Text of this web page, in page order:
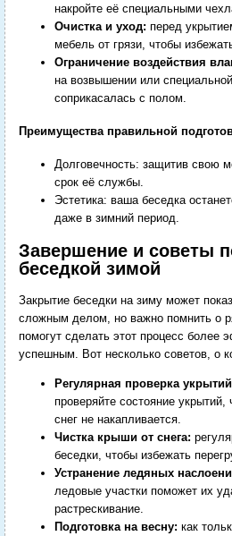
накройте её специальными
Очистка и уход: перед
мебель от грязи, чтобы
Ограничение воздействия
на возвышении или
соприкасалась с полом.
Преимущества правильной
Долговечность: защитив свою
срок её службы.
Эстетика: ваша беседка
даже в зимний период.
Завершение и советы
беседкой зимой
Закрытие беседки на зиму может
сложным делом, но важно помнить о
помогут сделать этот процесс более
успешным. Вот несколько советов, о
Регулярная проверка
проверяйте состояние укрытий,
снег не накапливается.
Чистка крыши от снега:
беседки, чтобы избежать
Устранение ледяных
ледовые участки поможет их
растрескивание.
Подготовка на весну: как